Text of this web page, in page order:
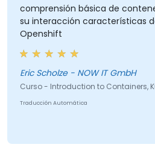
comprensión básica de
su interacción características de la plataforma
Openshift
Eric Scholze - NOW IT GmbH
Curso - Introduction to Containers,
Traducción Automática